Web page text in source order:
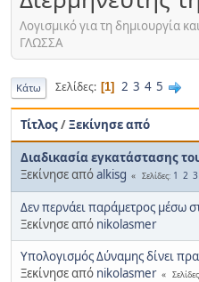
Λογισμικό για τη δημιουργία
ΓΛΩΣΣΑ
Κάτω Σελίδες 1 2 3 4 5
Τίτλος/Ξεκίνησε από
Διαδικασία εγκατάστασης
Ξεκίνησε απόalkisg Σελίδες 1 2 3
Δεν περνάει παράμετρος μέσω
Ξεκίνησε από nikolasmer
Υπολογισμός Δύναμης δίνει
Ξεκίνησε από nikolasmer Σελίδες